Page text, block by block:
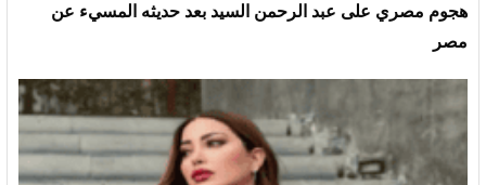
هجوم مصري على عبد الرحمن السيد بعد حديثه المسيء عن
مصر